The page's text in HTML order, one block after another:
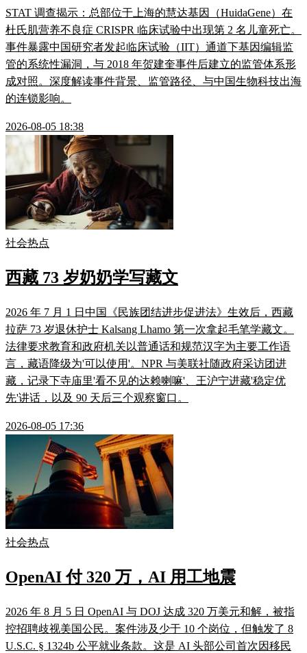
STAT 调查揭示：总部位于上海的慧达基因（HuidaGene）在
杜氏肌营养不良症 CRISPR 临床试验中出现第 2 名儿童死亡。
事件暴露中国研究者发起临床试验（IIT）通道下基因编辑监
管的系统性漏洞，与 2018 年贺建奎事件后建立的监管体系形
成对照。深度解读事件背景、监管路径、与中国生物科技出海
的连锁影响。
2026-08-05 18:38
社会热点
西藏 73 岁奶奶学写藏文
2026 年 7 月 1 日中国《民族团结进步促进法》生效后，西藏
拉萨 73 岁退休护士 Kalsang Lhamo 第一次拿起毛笔学藏文。
法律要求教育和政府机关以普通话和规范汉字为主要工作语
言，藏语降级为'可以使用'。NPR 与美联社随政府采访团进
藏，记录下寺庙里'看不见的达赖喇嘛'、王沪宁进藏'稳定优
先'讲话，以及 90 天后三个观察窗口。
2026-08-05 17:36
社会热点
OpenAI 付 320 万，AI 用工地震
2026 年 8 月 5 日 OpenAI 与 DOJ 达成 320 万美元和解，被指
控招聘歧视美国公民。案件涉及少于 10 个岗位，但触发了 8
U.S.C. § 1324b 公平就业条款。这是 AI 头部公司首次因移民